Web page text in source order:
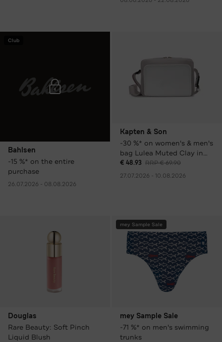
Club
Bahlsen
-15 %* on the entire
purchase
26.07.2026 - 08.08.2026
Kapten & Son
-30 %* on women's & men's
bag Lulea Muted Clay in
various colours
€ 48.93 RRP € 69.90
27.07.2026 - 10.08.2026
Douglas
Rare Beauty: Soft Pinch
Liquid Blush
mey Sample Sale
mey Sample Sale
-71 %* on men's swimming
trunks